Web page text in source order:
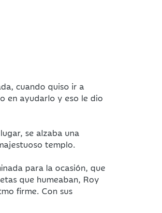
cuando quiso ir a
en ayudarlo y eso le dio
se alzaba una
templo.
para la ocasión, que
que humeaban, Roy
firme. Con sus